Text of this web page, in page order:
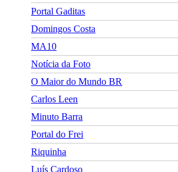
Portal Gaditas
Domingos Costa
MA10
Notícia da Foto
O Maior do Mundo BR
Carlos Leen
Minuto Barra
Portal do Frei
Riquinha
Luís Cardoso